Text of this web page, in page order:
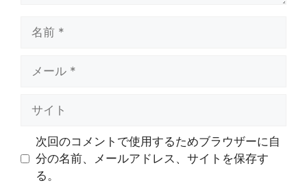
次回のコメントで使用するためブラウザーに自
分の名前、メールアドレス、サイトを保存す
る。